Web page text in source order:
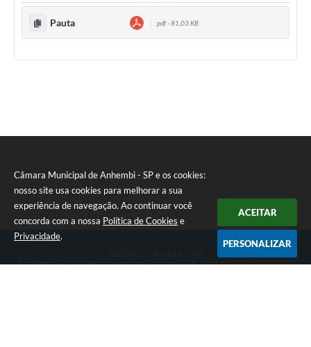
Câmara Municipal de Anhembi - SP e os cookies:
nosso site usa cookies para melhorar a sua
experiência de navegação. Ao continuar você
concorda com a nossa Política de Cookies e
Privacidade.
ACEITAR
PERSONALIZAR
Pauta pdf - 81,03 KB
Endereço: Rua: Salvador Luiz dos Santos, nº 776, Centro | CEP: 18630-047